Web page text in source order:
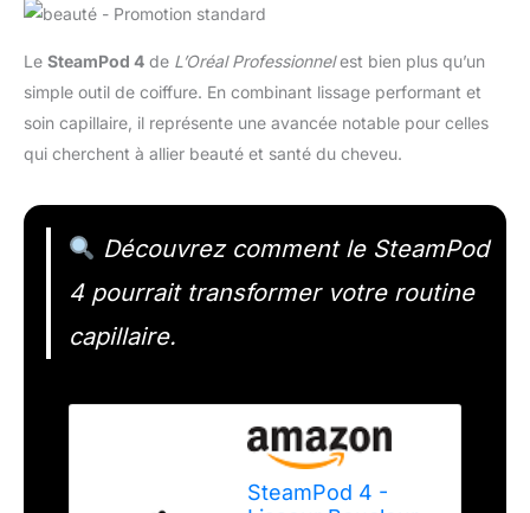
Le SteamPod 4 de L’Oréal Professionnelest bien plus qu’un
simple outil de coiffure. En combinant lissage performant et
soin capillaire, il représente une avancée notable pour celles
qui cherchent à allier beauté et santé du cheveu.
Découvrez comment le SteamPod
4 pourrait transformer votre routine
capillaire.
SteamPod 4 -